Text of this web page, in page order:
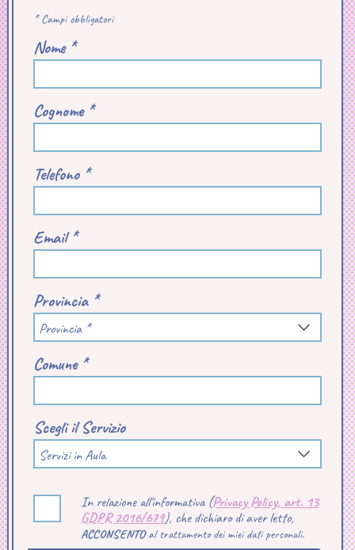
* Campi obbligatori
Nome *
Cognome *
Telefono *
Email *
Provincia *
Provincia *
Comune *
Scegli il Servizio
Servizi in Aula
In relazione all'informativa (Privacy Policy, art. 13
GDPR 2016/679), che dichiaro di aver letto,
ACCONSENTOal trattamento dei miei dati personali.